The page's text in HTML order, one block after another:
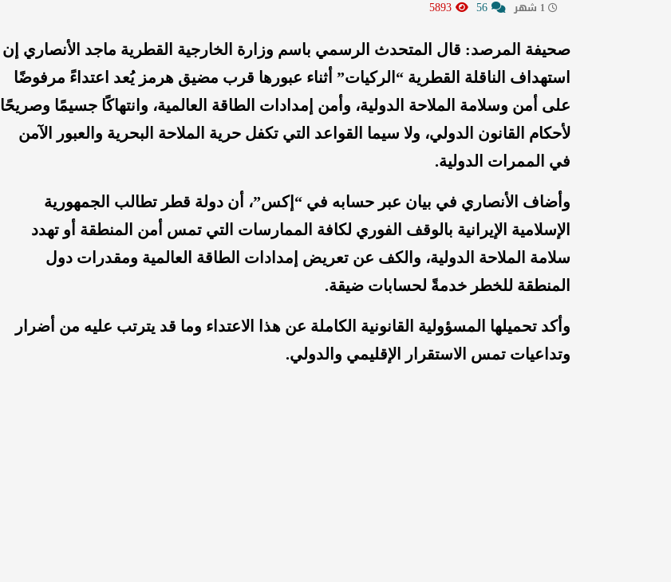
صحيفة المرصد: قال المتحدث الرسمي باسم وزارة الخارجية القطرية ماجد الأنصاري إن
استهداف الناقلة القطرية “الركيات” أثناء عبورها قرب مضيق هرمز يُعد اعتداءً مرفوضًا
على أمن وسلامة الملاحة الدولية، وأمن إمدادات الطاقة العالمية، وانتهاكًا جسيمًا وصريحًا
لأحكام القانون الدولي، ولا سيما القواعد التي تكفل حرية الملاحة البحرية والعبور الآمن
في الممرات الدولية.
وأضاف الأنصاري في بيان عبر حسابه في “إكس”، أن دولة قطر تطالب الجمهورية
الإسلامية الإيرانية بالوقف الفوري لكافة الممارسات التي تمس أمن المنطقة أو تهدد
سلامة الملاحة الدولية، والكف عن تعريض إمدادات الطاقة العالمية ومقدرات دول
المنطقة للخطر خدمةً لحسابات ضيقة.
وأكد تحميلها المسؤولية القانونية الكاملة عن هذا الاعتداء وما قد يترتب عليه من أضرار
وتداعيات تمس الاستقرار الإقليمي والدولي.